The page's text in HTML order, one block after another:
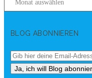
BLOG ABONNIEREN